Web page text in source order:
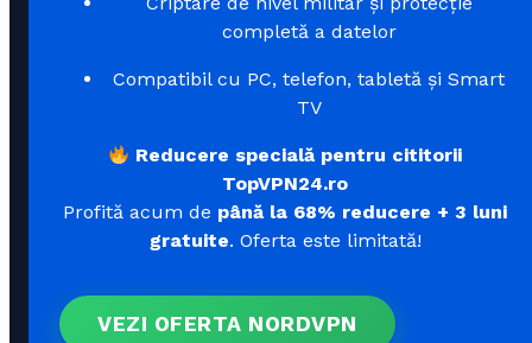
completă a datelor
Compatibil cu PC, telefon, tabletă și Smart
TV
Reducere specială pentru cititorii
TopVPN24.ro
Profită acum de până la 68% reducere + 3 luni
gratuite. Oferta este limitată!
VEZI OFERTA NORDVPN